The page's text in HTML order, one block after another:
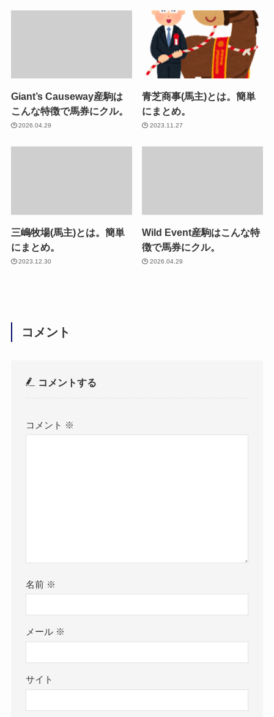
Giant’s Causeway産駒は
こんな特徴で馬券にクル。
2026.04.29
青芝商事(馬主)とは。簡単
にまとめ。
2023.11.27
三嶋牧場(馬主)とは。簡単
にまとめ。
2023.12.30
Wild Event産駒はこんな特
徴で馬券にクル。
2026.04.29
コメント
コメントする
コメント ※
名前 ※
メール ※
サイト